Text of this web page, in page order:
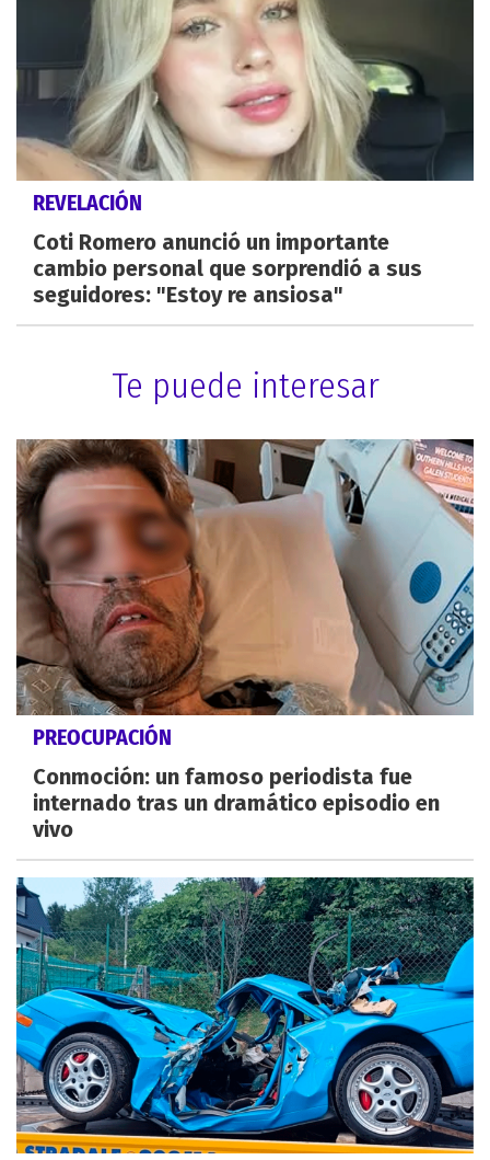
REVELACIÓN
Coti Romero anunció un importante
cambio personal que sorprendió a sus
seguidores: "Estoy re ansiosa"
Te puede interesar
PREOCUPACIÓN
Conmoción: un famoso periodista fue
internado tras un dramático episodio en
vivo